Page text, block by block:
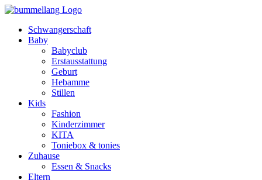
Schwangerschaft
Baby
Babyclub
Erstausstattung
Geburt
Hebamme
Stillen
Kids
Fashion
Kinderzimmer
KITA
Toniebox & tonies
Zuhause
Essen & Snacks
Eltern